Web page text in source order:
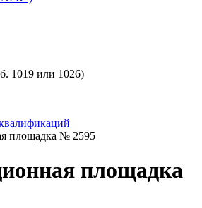
1019 или 1026)
площадка № 2595
площадка